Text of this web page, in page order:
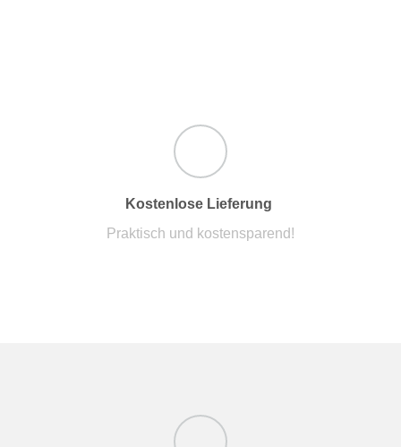
Kostenlose Lieferung
Praktisch und kostensparend!